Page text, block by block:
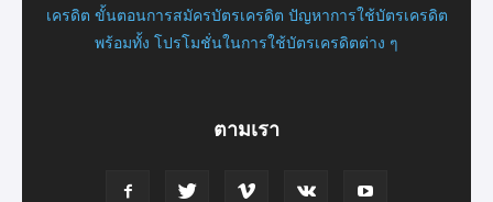
เครดิต ขั้นตอนการสมัครบัตรเครดิต ปัญหาการใช้บัตรเครดิต
พร้อมทั้ง โปรโมชั่นในการใช้บัตรเครดิตต่าง ๆ
ตามเรา